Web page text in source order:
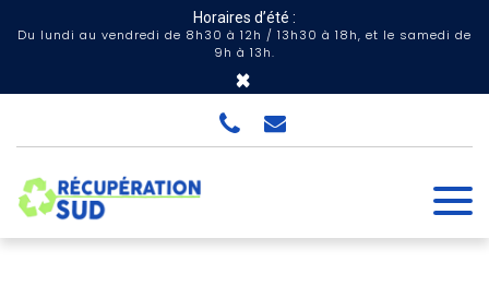
Horaires d’été :
Du lundi au vendredi de 8h30 à 12h / 13h30 à 18h, et le samedi de
9h à 13h.
×
Panneau de gestion des cookies